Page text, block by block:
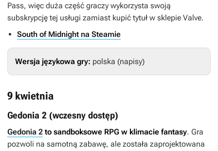
Pass, więc duża część graczy wykorzysta swoją
subskrypcję tej usługi zamiast kupić tytuł w sklepie Valve.
South of Midnight na Steamie
Wersja językowa gry: polska (napisy)
9 kwietnia
Gedonia 2 (wczesny dostęp)
Gedonia 2 to sandboksowe RPG w klimacie fantasy. Gra
pozwoli na samotną zabawę, ale została zaprojektowana